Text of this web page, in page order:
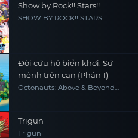
Show by Rock!! Stars!!
SHOW BY ROCK!! STARS!!
Đội cứu hộ biển khơi: Sứ
mệnh trên cạn (Phần 1)
Octonauts: Above & Beyond
Trigun
Trigun